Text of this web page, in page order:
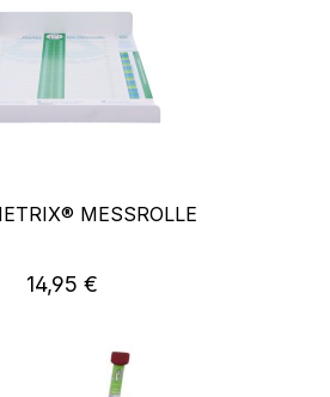
MESSROLLE
Regulärer Preis:
14,95 €